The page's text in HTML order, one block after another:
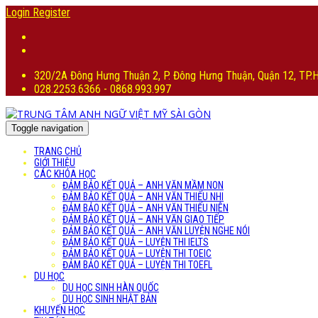
Login Register
320/2A Đông Hưng Thuận 2, P. Đông Hưng Thuận, Quận 12,
028.2253.6366 - 0868.993.997
Toggle navigation
TRANG CHỦ
GIỚI THIỆU
CÁC KHÓA HỌC
ĐẢM BẢO KẾT QUẢ – ANH VĂN MẦM NON
ĐẢM BẢO KẾT QUẢ – ANH VĂN THIẾU NHI
ĐẢM BẢO KẾT QUẢ – ANH VĂN THIẾU NIÊN
ĐẢM BẢO KẾT QUẢ – ANH VĂN GIAO TIẾP
ĐẢM BẢO KẾT QUẢ – ANH VĂN LUYỆN NGHE NÓI
ĐẢM BẢO KẾT QUẢ – LUYỆN THI IELTS
ĐẢM BẢO KẾT QUẢ – LUYỆN THI TOEIC
ĐẢM BẢO KẾT QUẢ – LUYỆN THI TOEFL
DU HỌC
DU HỌC SINH HÀN QUỐC
DU HỌC SINH NHẬT BẢN
KHUYẾN HỌC